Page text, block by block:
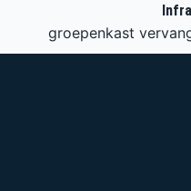
groepenkast